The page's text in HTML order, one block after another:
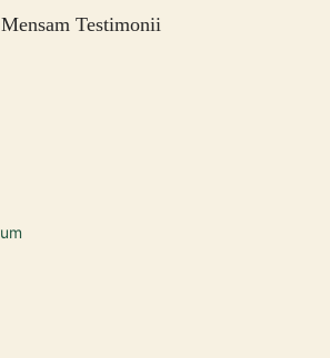
Mensam Testimonii